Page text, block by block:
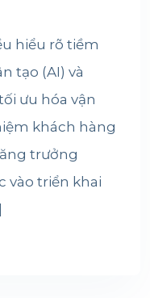
hiểu rõ tiềm
tạo (AI) và
ưu hóa vận
khách hàng
trưởng
vào triển khai